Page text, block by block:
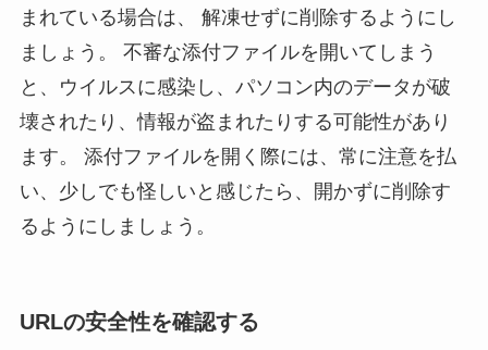
まれている場合は、 解凍せずに削除するようにし
ましょう。 不審な添付ファイルを開いてしまう
と、ウイルスに感染し、パソコン内のデータが破
壊されたり、情報が盗まれたりする可能性があり
ます。 添付ファイルを開く際には、常に注意を払
い、少しでも怪しいと感じたら、開かずに削除す
るようにしましょう。
URLの安全性を確認する